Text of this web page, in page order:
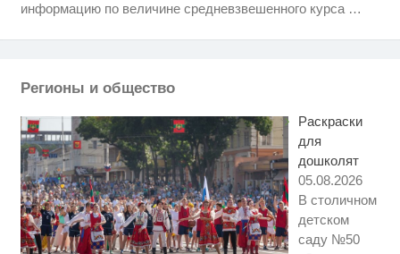
информацию по величине средневзвешенного курса …
Регионы и общество
Раскраски
для
дошколят
05.08.2026
В столичном
детском
саду №50
Ржу не переставая, это видео
Королева вагона отожгла! Видео